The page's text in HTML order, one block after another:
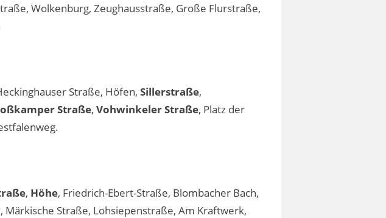
Wolkenburg, Zeughausstraße, Große Flurstraße,
Straße, Höfen, Sillerstraße,
Straße, Vohwinkeler Straße, Platz der
, Höhe, Friedrich-Ebert-Straße, Blombacher Bach,
Straße, Lohsiepenstraße, Am Kraftwerk,